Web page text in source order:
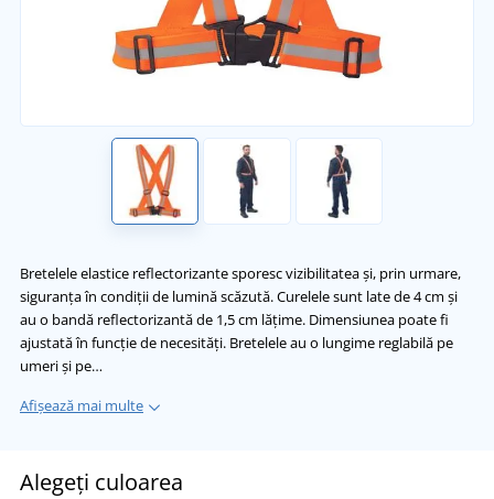
Bretelele elastice reflectorizante sporesc vizibilitatea și, prin urmare,
siguranța în condiții de lumină scăzută. Curelele sunt late de 4 cm și
au o bandă reflectorizantă de 1,5 cm lățime. Dimensiunea poate fi
ajustată în funcție de necesități. Bretelele au o lungime reglabilă pe
umeri și pe…
Afișează mai multe
Alegeți culoarea